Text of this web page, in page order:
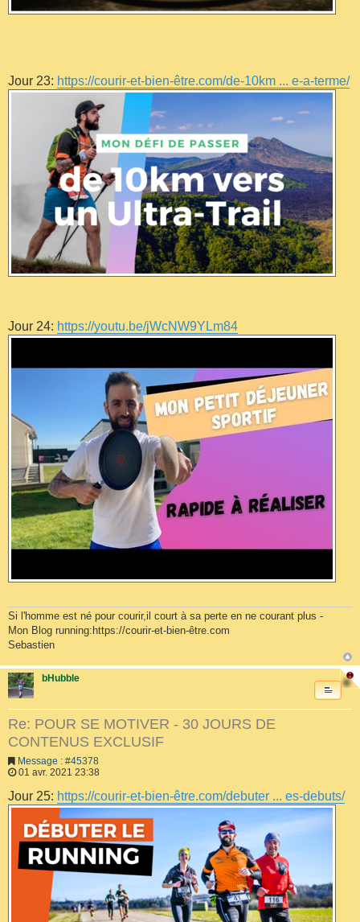
Jour 23: https://courir-et-bien-être.com/de-10km ... e-a-terme/
Jour 24: https://youtu.be/jWcNW9YLm84
Si l'homme est né pour courir,il court à sa perte en ne courant plus -
Mon Blog running:https://courir-et-bien-être.com
Sebastien
bHubble
Re: POUR SE MOTIVER - 30 JOURS DE
CONTENUS EXCLUSIF
Message : #45378
01 avr. 2021 23:38
Jour 25: https://courir-et-bien-être.com/debuter ... es-debuts/